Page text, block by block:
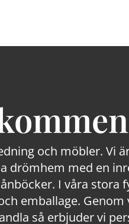
och möbler. Vi
drömhem med en
I våra
emballage.
så erbjuder vi